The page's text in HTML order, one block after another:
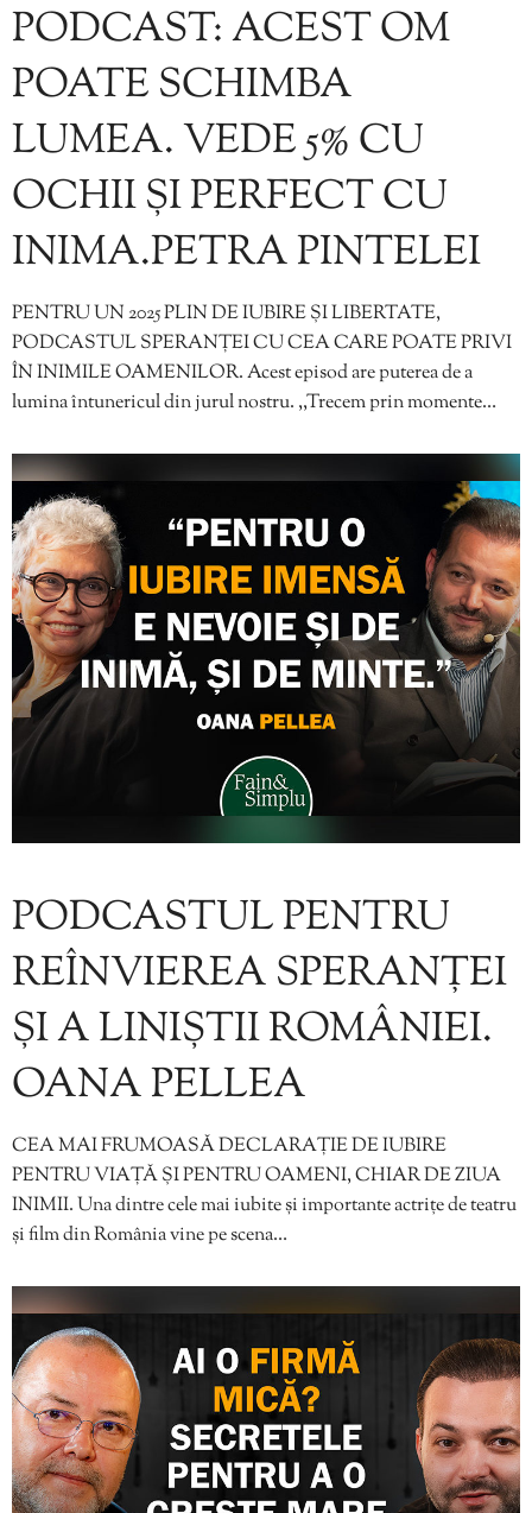
PODCAST: ACEST OM
POATE SCHIMBA
LUMEA. VEDE 5% CU
OCHII ȘI PERFECT CU
INIMA.PETRA PINTELEI
PENTRU UN 2025 PLIN DE IUBIRE ȘI LIBERTATE,
PODCASTUL SPERANȚEI CU CEA CARE POATE PRIVI
ÎN INIMILE OAMENILOR. Acest episod are puterea de a
lumina întunericul din jurul nostru. ,,Trecem prin momente…
PODCASTUL PENTRU
REÎNVIEREA SPERANȚEI
ȘI A LINIȘTII ROMÂNIEI.
OANA PELLEA
CEA MAI FRUMOASĂ DECLARAȚIE DE IUBIRE
PENTRU VIAȚĂ ȘI PENTRU OAMENI, CHIAR DE ZIUA
INIMII. Una dintre cele mai iubite și importante actrițe de teatru
și film din România vine pe scena…